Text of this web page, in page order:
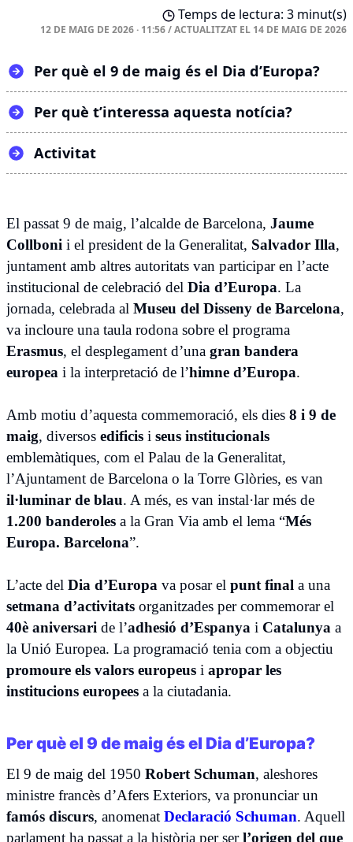
Temps de lectura: 3 minut(s)
12 DE MAIG DE 2026 · 11:56/ACTUALITZAT EL 14 DE MAIG DE 2026
Per què el 9 de maig és el Dia d’Europa?
Per què t’interessa aquesta notícia?
Activitat
El passat 9 de maig, l’alcalde de Barcelona, Jaume
Collboni i el president de la Generalitat, Salvador Illa,
juntament amb altres autoritats van participar en l’acte
institucional de celebració del Dia d’Europa. La
jornada, celebrada al Museu del Disseny de Barcelona,
va incloure una taula rodona sobre el programa
Erasmus, el desplegament d’una gran bandera
europea i la interpretació de l’himne d’Europa.
Amb motiu d’aquesta commemoració, els dies 8 i 9 de
maig, diversos edificis i seus institucionals
emblemàtiques, com el Palau de la Generalitat,
l’Ajuntament de Barcelona o la Torre Glòries, es van
il·luminar de blau. A més, es van instal·lar més de
1.200 banderoles a la Gran Via amb el lema “Més
Europa. Barcelona”.
L’acte del Dia d’Europa va posar el punt final a una
setmana d’activitats organitzades per commemorar el
40è aniversari de l’adhesió d’Espanya i Catalunya a
la Unió Europea. La programació tenia com a objectiu
promoure els valors europeus i apropar les
institucions europees a la ciutadania.
Per què el 9 de maig és el Dia d’Europa?
El 9 de maig del 1950 Robert Schuman, aleshores
ministre francès d’Afers Exteriors, va pronunciar un
famós discurs, anomenat Declaració Schuman. Aquell
parlament ha passat a la història per serl’origen del que